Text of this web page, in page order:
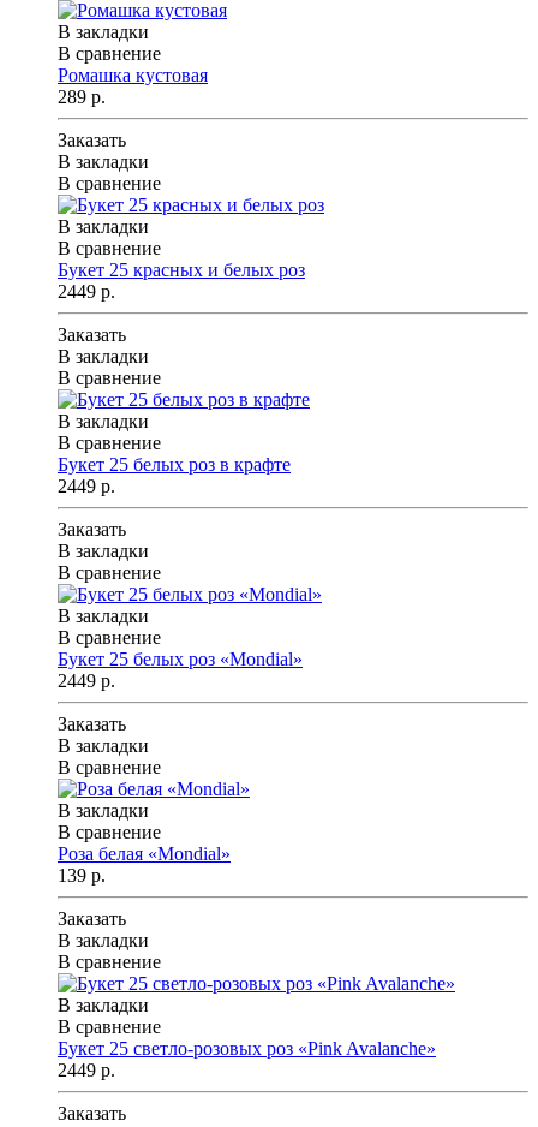
В закладки
В сравнение
Ромашка кустовая
289 р.
Заказать
В закладки
В сравнение
В закладки
В сравнение
Букет 25 красных и белых роз
2449 р.
Заказать
В закладки
В сравнение
В закладки
В сравнение
Букет 25 белых роз в крафте
2449 р.
Заказать
В закладки
В сравнение
В закладки
В сравнение
Букет 25 белых роз «Mondial»
2449 р.
Заказать
В закладки
В сравнение
В закладки
В сравнение
Роза белая «Mondial»
139 р.
Заказать
В закладки
В сравнение
В закладки
В сравнение
Букет 25 светло-розовых роз «Pink Avalanche»
2449 р.
Заказать